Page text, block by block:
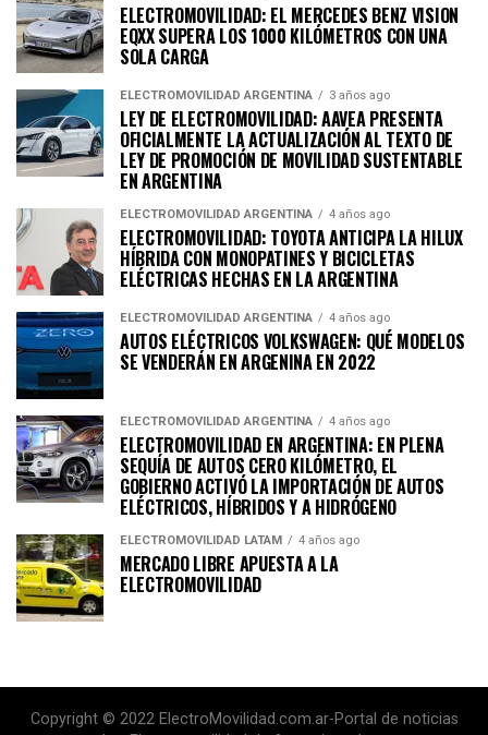
ELECTROMOVILIDAD: EL MERCEDES BENZ VISION
EQXX SUPERA LOS 1000 KILÓMETROS CON UNA
SOLA CARGA
ELECTROMOVILIDAD ARGENTINA 3 años ago
LEY DE ELECTROMOVILIDAD: AAVEA PRESENTA
OFICIALMENTE LA ACTUALIZACIÓN AL TEXTO DE
LEY DE PROMOCIÓN DE MOVILIDAD SUSTENTABLE
EN ARGENTINA
ELECTROMOVILIDAD ARGENTINA 4 años ago
ELECTROMOVILIDAD: TOYOTA ANTICIPA LA HILUX
HÍBRIDA CON MONOPATINES Y BICICLETAS
ELÉCTRICAS HECHAS EN LA ARGENTINA
ELECTROMOVILIDAD ARGENTINA 4 años ago
AUTOS ELÉCTRICOS VOLKSWAGEN: QUÉ MODELOS
SE VENDERÁN EN ARGENINA EN 2022
ELECTROMOVILIDAD ARGENTINA 4 años ago
ELECTROMOVILIDAD EN ARGENTINA: EN PLENA
SEQUÍA DE AUTOS CERO KILÓMETRO, EL
GOBIERNO ACTIVÓ LA IMPORTACIÓN DE AUTOS
ELÉCTRICOS, HÍBRIDOS Y A HIDRÓGENO
ELECTROMOVILIDAD LATAM 4 años ago
MERCADO LIBRE APUESTA A LA
ELECTROMOVILIDAD
Copyright © 2022 ElectroMovilidad.com.ar-Portal de noticias